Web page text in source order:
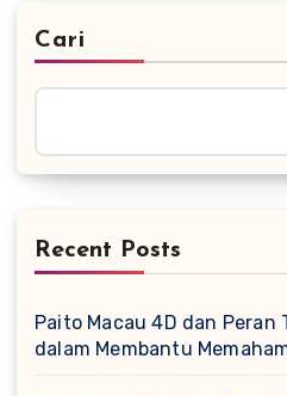
Cari
Recent Posts
Paito Macau 4D dan Peran
dalam Membantu